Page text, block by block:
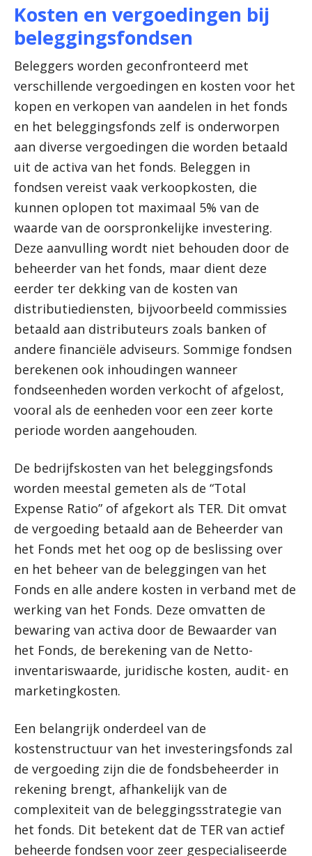
Kosten en vergoedingen bij
beleggingsfondsen
Beleggers worden geconfronteerd met
verschillende vergoedingen en kosten voor het
kopen en verkopen van aandelen in het fonds
en het beleggingsfonds zelf is onderworpen
aan diverse vergoedingen die worden betaald
uit de activa van het fonds. Beleggen in
fondsen vereist vaak verkoopkosten, die
kunnen oplopen tot maximaal 5% van de
waarde van de oorspronkelijke investering.
Deze aanvulling wordt niet behouden door de
beheerder van het fonds, maar dient deze
eerder ter dekking van de kosten van
distributiediensten, bijvoorbeeld commissies
betaald aan distributeurs zoals banken of
andere financiële adviseurs. Sommige fondsen
berekenen ook inhoudingen wanneer
fondseenheden worden verkocht of afgelost,
vooral als de eenheden voor een zeer korte
periode worden aangehouden.
De bedrijfskosten van het beleggingsfonds
worden meestal gemeten als de “Total
Expense Ratio” of afgekort als TER. Dit omvat
de vergoeding betaald aan de Beheerder van
het Fonds met het oog op de beslissing over
en het beheer van de beleggingen van het
Fonds en alle andere kosten in verband met de
werking van het Fonds. Deze omvatten de
bewaring van activa door de Bewaarder van
het Fonds, de berekening van de Netto-
inventariswaarde, juridische kosten, audit- en
marketingkosten.
Een belangrijk onderdeel van de
kostenstructuur van het investeringsfonds zal
de vergoeding zijn die de fondsbeheerder in
rekening brengt, afhankelijk van de
complexiteit van de beleggingsstrategie van
het fonds. Dit betekent dat de TER van actief
beheerde fondsen voor zeer gespecialiseerde